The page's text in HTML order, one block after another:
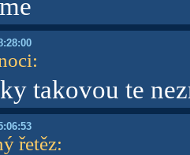
:
takovou te
řetěz: